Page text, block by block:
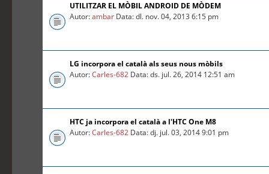
UTILITZAR EL MÒBIL ANDROID DE MÒDEM
Autor:ambar Data: dl. nov. 04, 2013 6:15 pm
LG incorpora el català als seus nous mòbils
Autor:Carles-682 Data: ds. jul. 26, 2014 12:51 am
HTC ja incorpora el català a l'HTC One M8
Autor:Carles-682 Data: dj. jul. 03, 2014 9:01 pm